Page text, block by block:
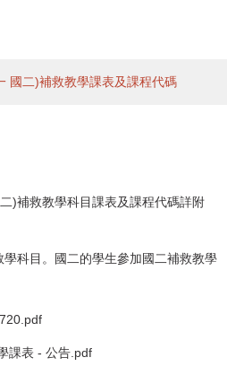
國二)補救教學課表及課程代碼
)補救教學科目課表及課程代碼詳附
科目。國二的學生參加國二補救教學
課表 - 公告.pdf